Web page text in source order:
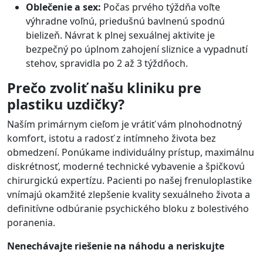
Oblečenie a sex: Počas prvého týždňa voľte
výhradne voľnú, priedušnú bavlnenú spodnú
bielizeň. Návrat k plnej sexuálnej aktivite je
bezpečný po úplnom zahojení sliznice a vypadnutí
stehov, spravidla po 2 až 3 týždňoch.
Prečo zvoliť našu kliniku pre
plastiku uzdičky?
Naším primárnym cieľom je vrátiť vám plnohodnotný
komfort, istotu a radosť z intímneho života bez
obmedzení. Ponúkame individuálny prístup, maximálnu
diskrétnosť, moderné technické vybavenie a špičkovú
chirurgickú expertízu. Pacienti po našej frenuloplastike
vnímajú okamžité zlepšenie kvality sexuálneho života a
definitívne odbúranie psychického bloku z bolestivého
poranenia.
Nenechávajte riešenie na náhodu a neriskujte